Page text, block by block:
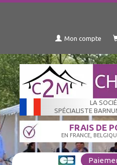
Mon compte
LA
SPÉCIALISTE
FRAIS DE
EN FRANCE,